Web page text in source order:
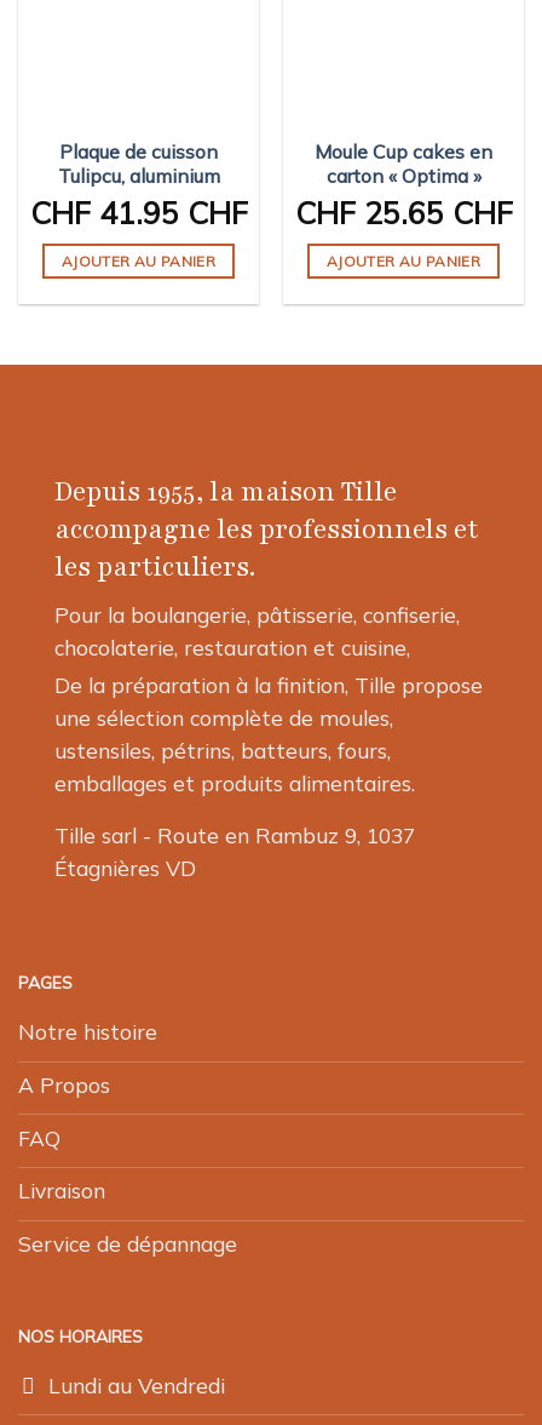
Plaque de cuisson
Tulipcu, aluminium
CHF41.95 CHF
AJOUTER AU PANIER
Moule Cup cakes en
carton « Optima »
CHF25.65 CHF
AJOUTER AU PANIER
Depuis 1955, la maison Tille
accompagne les professionnels et
les particuliers.
Pour la boulangerie, pâtisserie, confiserie,
chocolaterie, restauration et cuisine,
De la préparation à la finition, Tille propose
une sélection complète de moules,
ustensiles, pétrins, batteurs, fours,
emballages et produits alimentaires.
Tille sarl - Route en Rambuz 9, 1037
Étagnières VD
PAGES
Notre histoire
A Propos
FAQ
Livraison
Service de dépannage
NOS HORAIRES
Lundi au Vendredi